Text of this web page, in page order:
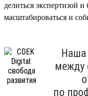
делиться экспертизой и
масштабироваться и
Наша
между
по